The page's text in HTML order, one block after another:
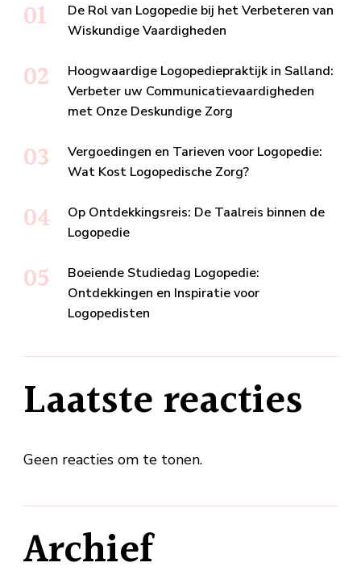
De Rol van Logopedie bij het Verbeteren van
Wiskundige Vaardigheden
Hoogwaardige Logopediepraktijk in Salland:
Verbeter uw Communicatievaardigheden
met Onze Deskundige Zorg
Vergoedingen en Tarieven voor Logopedie:
Wat Kost Logopedische Zorg?
Op Ontdekkingsreis: De Taalreis binnen de
Logopedie
Boeiende Studiedag Logopedie:
Ontdekkingen en Inspiratie voor
Logopedisten
Laatste reacties
Geen reacties om te tonen.
Archief